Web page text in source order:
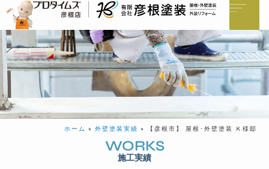
ホーム » 外壁塗装実績 » 【彦根市】 屋根･外壁塗装 Ｋ様邸
WORKS
施工実績